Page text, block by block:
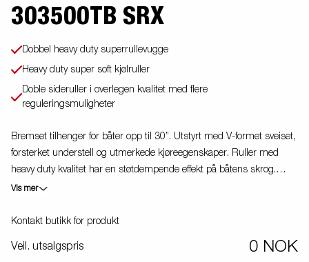
303500TB SRX
Dobbel heavy duty superrullevugge
Heavy duty super soft kjølruller
Doble sideruller i overlegen kvalitet med flere
reguleringsmuligheter
Bremset tilhenger for båter opp til 30”. Utstyrt med V-formet sveiset,
forsterket understell og utmerkede kjøreegenskaper. Ruller med
heavy duty kvalitet har en støtdempende effekt på båtens skrog.
Tippbar bakre superrullevugge som tåler store belastninger med 4
foran med 4 super soft kjølruller, 1 ekstra kjølrulle og et par
Varmgalvanisert understell sikrer din tilhenger lang holdbarhet. De
Vis mer
Kontakt butikk for produkt
Veil. utsalgspris 0 NOK